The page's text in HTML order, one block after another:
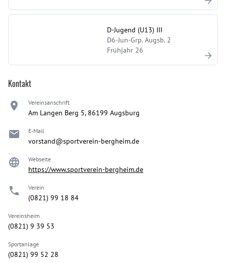
D-Jugend (U13) III
D6-Jun-Grp. Augsb. 2
Frühjahr 26
Kontakt
Vereinsanschrift
Am Langen Berg 5, 86199 Augsburg
E-Mail
vorstand@sportverein-bergheim.de
Webseite
https://www.sportverein-bergheim.de
Verein
(0821) 99 18 84
Vereinsheim
(0821) 9 39 53
Sportanlage
(0821) 99 52 28